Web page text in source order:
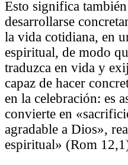
Esto significa
desarrollarse
la vida cotidiana, en
espiritual, de modo
traduzca en vida y
capaz de hacer
en la celebración: es
convierte en
agradable a Dios»,
espiritual» (Rom